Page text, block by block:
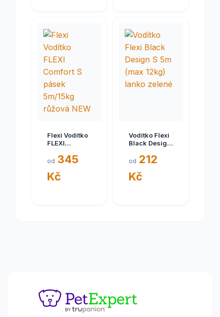
Flexi Vodítko
FLEXI
pásek
růžová NEW
od 345
Kč
Vodítko Flexi
Black Design
12kg) lanko
od 212
Kč